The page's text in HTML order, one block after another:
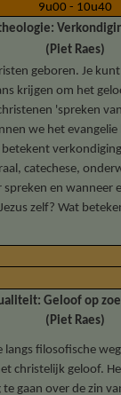
9u00 - 10u40
(Piet Raes)
geboren. Je
krijgen om het
'spreken
we het
catechese,
en wanneer
zelf? Wat
Geloof op
(Piet Raes)
langs filosofische
christelijk geloof.
gaan over de zin